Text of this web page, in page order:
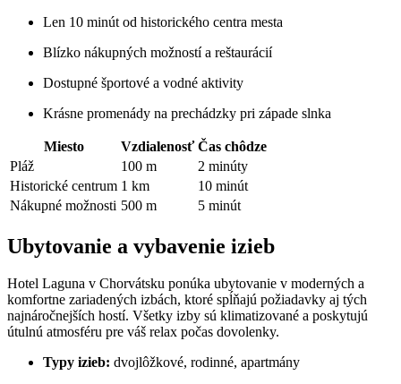
Len 10 minút od historického centra mesta
Blízko nákupných možností a reštaurácií
Dostupné športové a vodné aktivity
Krásne promenády na prechádzky pri západe slnka
Miesto Vzdialenosť Čas chôdze
Pláž
100 m
2 minúty
Historické centrum 1 km
10 minút
Nákupné možnosti 500 m 5 minút
Ubytovanie a vybavenie izieb
Hotel Laguna v Chorvátsku ponúka ubytovanie v moderných a
komfortne zariadených izbách, ktoré spĺňajú požiadavky aj tých
najnáročnejších hostí. Všetky izby sú klimatizované a poskytujú
útulnú atmosféru pre váš relax počas dovolenky.
Typy izieb: dvojlôžkové, rodinné, apartmány